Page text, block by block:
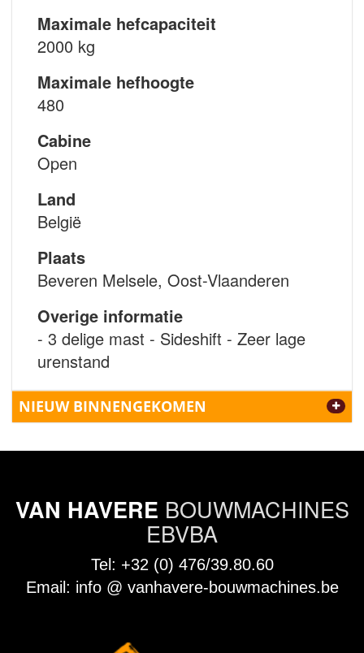
Maximale hefcapaciteit
2000 kg
Maximale hefhoogte
480
Cabine
Open
Land
België
Plaats
Beveren Melsele, Oost-Vlaanderen
Overige informatie
- 3 delige mast - Sideshift - Zeer lage
urenstand
NIEUW BINNENGEKOMEN
VAN HAVERE BOUWMACHINES
EBVBA
Tel: +32 (0) 476/39.80.60
Email: info @ vanhavere-bouwmachines.be